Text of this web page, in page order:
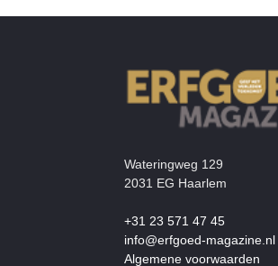
Wateringweg 129
2031 EG Haarlem
+31 23 571 47 45
info@erfgoed-magazine.nl
Algemene voorwaarden